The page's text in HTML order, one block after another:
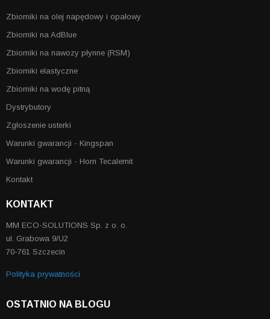
Zbiorniki na olej napędowy i opałowy
Zbiorniki na AdBlue
Zbiorniki na nawozy płynne (RSM)
Zbiorniki elastyczne
Zbiorniki na wodę pitną
Dystrybutory
Zgłoszenie usterki
Warunki gwarancji - Kingspan
Warunki gwarancji - Horn Tecalemit
Kontakt
KONTAKT
MM ECO-SOLUTIONS Sp. z o. o.
ul. Grabowa 9/U2
70-761 Szczecin
Polityka prywatności
OSTATNIO NA BLOGU